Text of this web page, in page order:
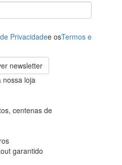
Privacidadee osTermos e
newsletter
nossa loja
centenas de
garantido